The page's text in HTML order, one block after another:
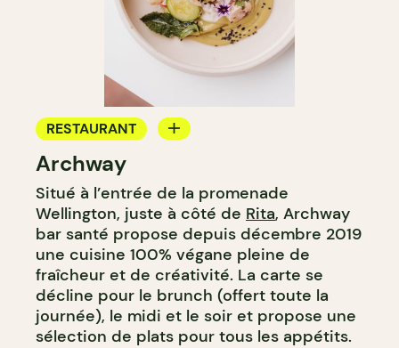
RESTAURANT
CAFÉ
Archway
Situé à l’entrée de la promenade
Wellington, juste à côté de Rita, Archway
bar santé propose depuis décembre 2019
une cuisine 100% végane pleine de
fraîcheur et de créativité. La carte se
décline pour le brunch (offert toute la
journée), le midi et le soir et propose une
sélection de plats pour tous les appétits.